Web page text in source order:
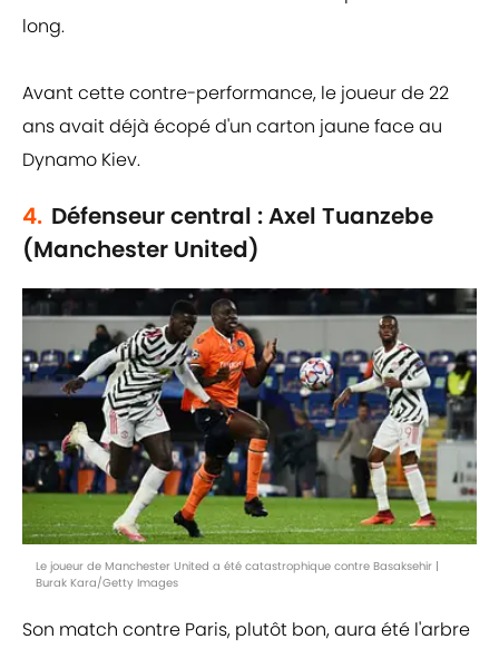
long.
Avant cette contre-performance, le joueur de 22
ans avait déjà écopé d'un carton jaune face au
Dynamo Kiev.
4. Défenseur central : Axel Tuanzebe
(Manchester United)
Le joueur de Manchester United a été catastrophique contre Basaksehir |
Burak Kara/Getty Images
Son match contre Paris, plutôt bon, aura été l'arbre